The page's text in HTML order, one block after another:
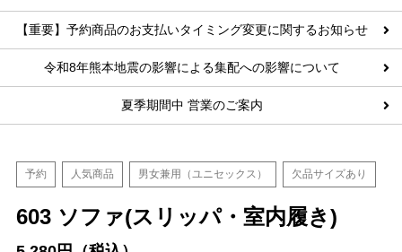
【重要】予約商品のお支払いタイミング変更に関するお知らせ
令和8年熊本地震の影響による集配への影響について
夏季期間中 営業のご案内
予約 人気商品 男女兼用（ユニセックス） 欠品サイズあり
603 ソファ(スリッパ・室内履き)